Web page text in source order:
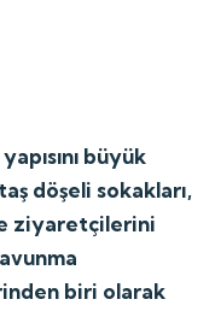
büyük
döşeli sokakları,
ziyaretçilerini
biri olarak